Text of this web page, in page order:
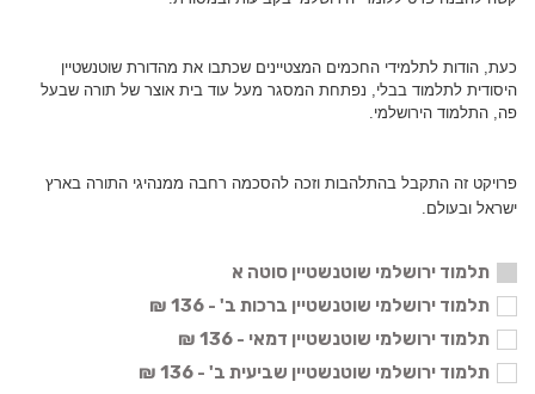
כעת, הודות לתלמידי החכמים המצטיינים שכתבו את מהדורת שוטנשטיין
היסודית לתלמוד בבלי, נפתחת המסגר מעל עוד בית אוצר של תורה שבעל
פה, התלמוד הירושלמי.
פרויקט זה התקבל בהתלהבות וזכה להסכמה רחבה ממנהיגי התורה בארץ
ישראל ובעולם.
תלמוד ירושלמי שוטנשטיין סוטה א
תלמוד ירושלמי שוטנשטיין ברכות ב' - 136 ₪
תלמוד ירושלמי שוטנשטיין דמאי - 136 ₪
תלמוד ירושלמי שוטנשטיין שביעית ב' - 136 ₪